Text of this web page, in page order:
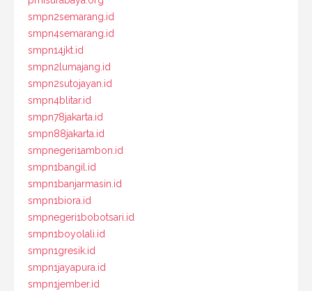
smpn2semarang.id
smpn4semarang.id
smpn14jkt.id
smpn2lumajang.id
smpn2sutojayan.id
smpn4blitar.id
smpn78jakarta.id
smpn88jakarta.id
smpnegeri1ambon.id
smpn1bangil.id
smpn1banjarmasin.id
smpn1biora.id
smpnegeri1bobotsari.id
smpn1boyolali.id
smpn1gresik.id
smpn1jayapura.id
smpn1jember.id